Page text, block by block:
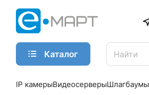
Каталог
IP камерыВидеосерверыШлагбаумы